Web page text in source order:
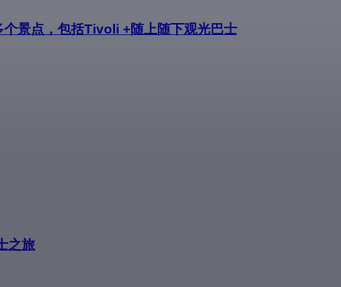
景点，包括Tivoli +随上随下观光巴士
之旅